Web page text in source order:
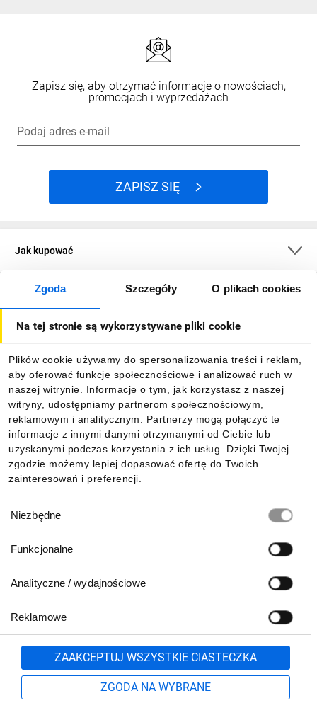
Zgoda Szczegóły O plikach cookies
Na tej stronie są wykorzystywane pliki cookie
Plików cookie używamy do spersonalizowania treści i reklam,
aby oferować funkcje społecznościowe i analizować ruch w
naszej witrynie. Informacje o tym, jak korzystasz z naszej
witryny, udostępniamy partnerom społecznościowym,
reklamowym i analitycznym. Partnerzy mogą połączyć te
informacje z innymi danymi otrzymanymi od Ciebie lub
uzyskanymi podczas korzystania z ich usług. Dzięki Twojej
zgodzie możemy lepiej dopasować ofertę do Twoich
zainteresowań i preferencji.
zgody
Niezbędne
Funkcjonalne
Analityczne / wydajnościowe
Reklamowe
ZAAKCEPTUJ WSZYSTKIE CIASTECZKA
ZGODA NA WYBRANE
Zapisz się, aby otrzymać informacje o nowościach,
promocjach i wyprzedażach
Podaj adres e-mail
ZAPISZ SIĘ
Jak kupować
O firmie
Informacje
Pobierz naszą aplikację mobilną:
801 500 700 lub
71 37 61 600
Formularz kontaktowy